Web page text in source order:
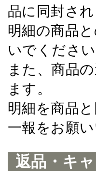
品に同封され
明細の商品
いでくださ
また、商品
ます。
明細を商品
一報をお願
返品・キ